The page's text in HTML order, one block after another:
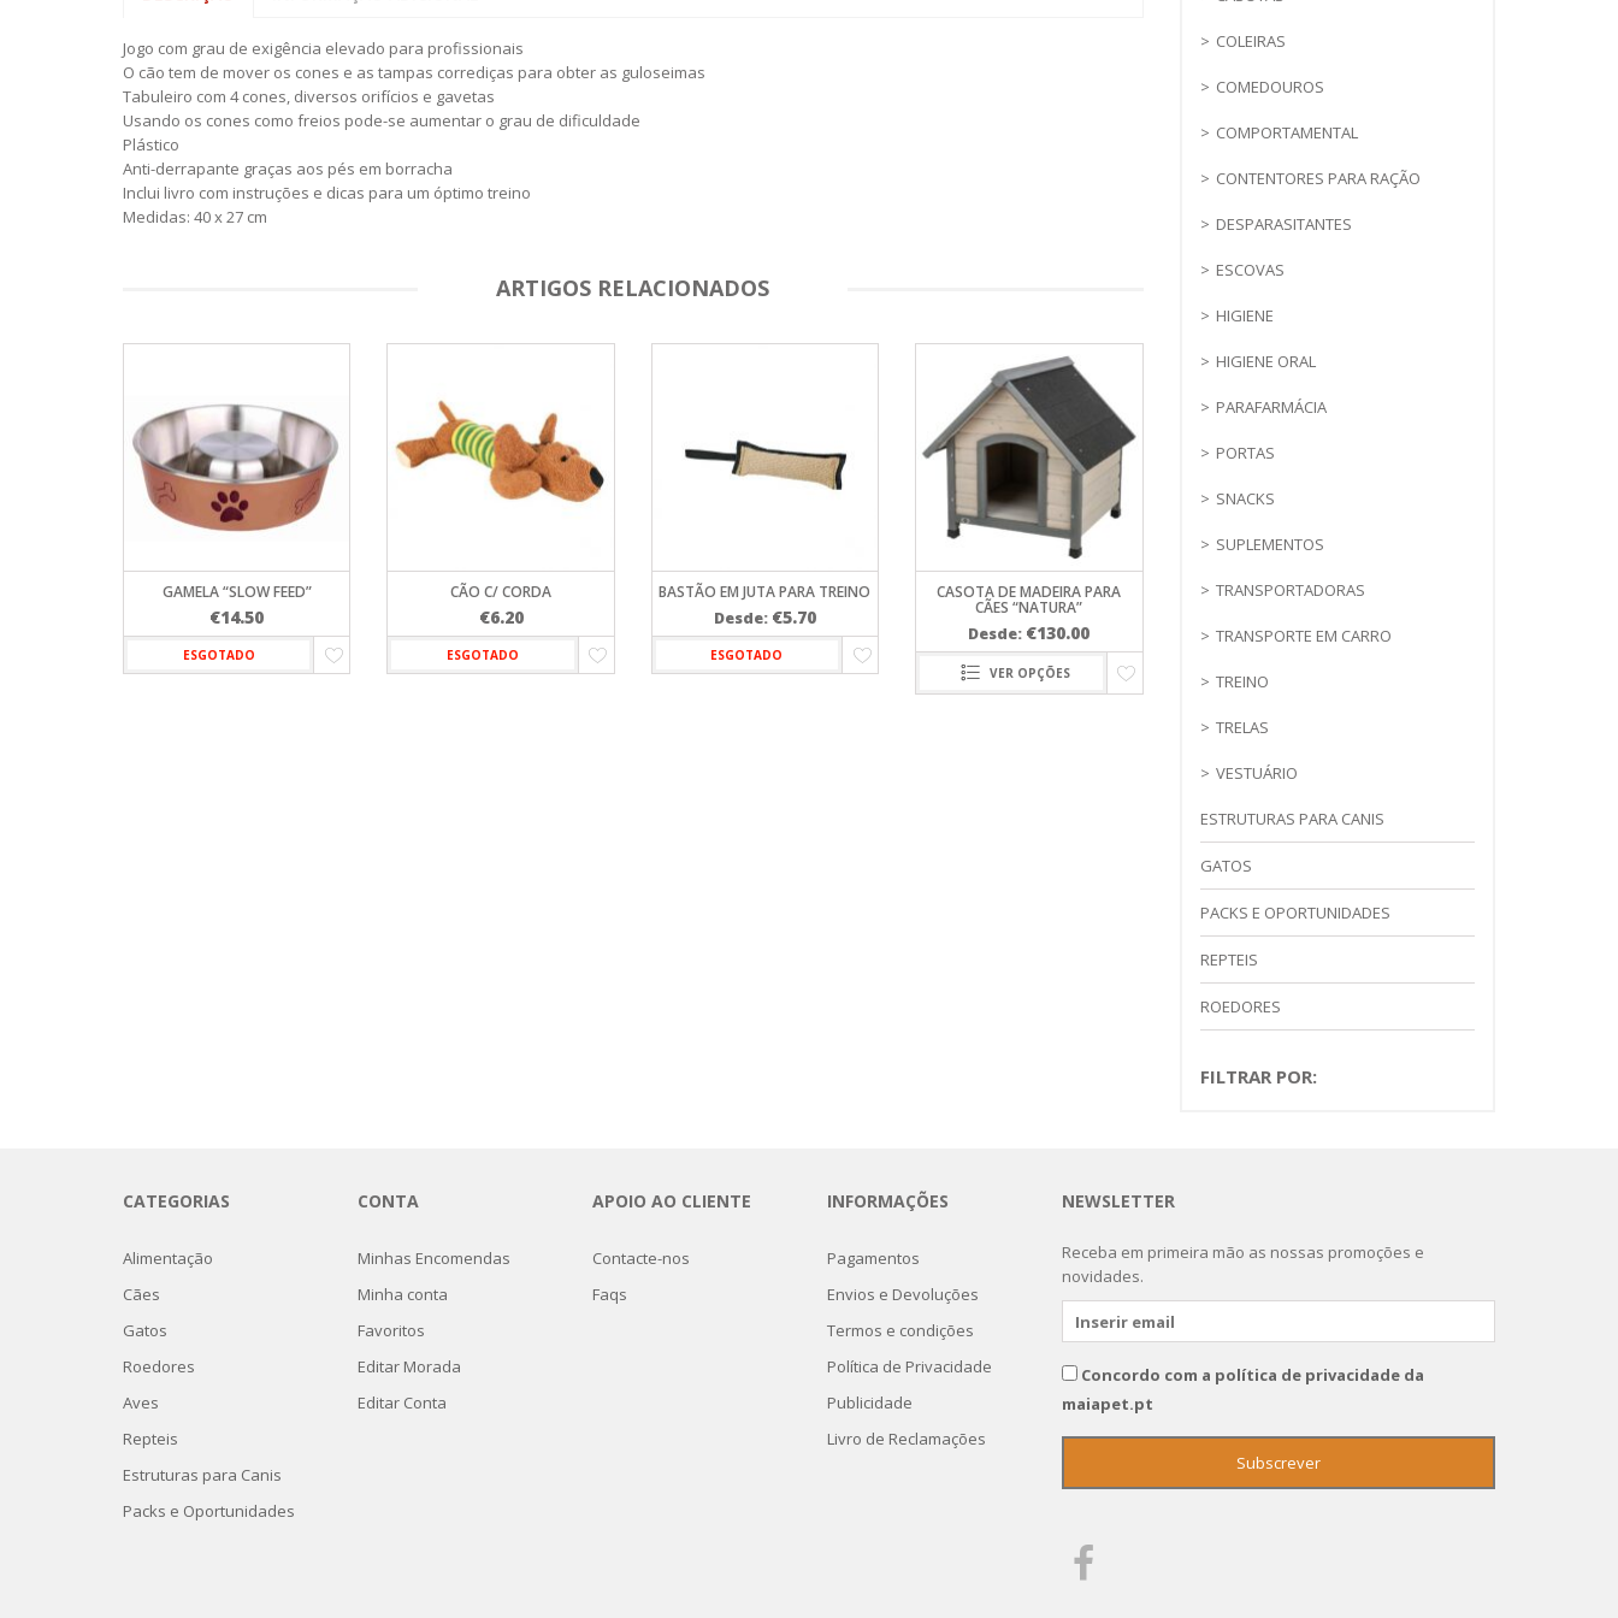
Jogo com grau de exigência elevado para profissionais
O cão tem de mover os cones e as tampas corrediças para obter as guloseimas
Tabuleiro com 4 cones, diversos orifícios e gavetas
Usando os cones como freios pode-se aumentar o grau de dificuldade
Plástico
Anti-derrapante graças aos pés em borracha
Inclui livro com instruções e dicas para um óptimo treino
Medidas: 40 x 27 cm
ARTIGOS RELACIONADOS
GAMELA “SLOW FEED”
€14.50
ESGOTADO
CÃO C/ CORDA
€6.20
ESGOTADO
BASTÃO EM JUTA PARA TREINO
Desde: €5.70
ESGOTADO
CASOTA DE MADEIRA PARA
CÃES “NATURA”
Desde: €130.00
VER OPÇÕES
COLEIRAS
COMEDOUROS
COMPORTAMENTAL
CONTENTORES PARA RAÇÃO
DESPARASITANTES
ESCOVAS
HIGIENE
HIGIENE ORAL
PARAFARMÁCIA
PORTAS
SNACKS
SUPLEMENTOS
TRANSPORTADORAS
TRANSPORTE EM CARRO
TREINO
TRELAS
VESTUÁRIO
ESTRUTURAS PARA CANIS
GATOS
PACKS E OPORTUNIDADES
REPTEIS
ROEDORES
FILTRAR POR:
NEWSLETTER
Receba em primeira mão as nossas promoções e
novidades.
Concordo com a política de privacidade da
maiapet.pt
CATEGORIAS
Alimentação
Cães
Gatos
Roedores
Aves
Repteis
Estruturas para Canis
Packs e Oportunidades
CONTA
Minhas Encomendas
Minha conta
Favoritos
Editar Morada
Editar Conta
APOIO AO CLIENTE
Contacte-nos
Faqs
INFORMAÇÕES
Pagamentos
Envios e Devoluções
Termos e condições
Política de Privacidade
Publicidade
Livro de Reclamações